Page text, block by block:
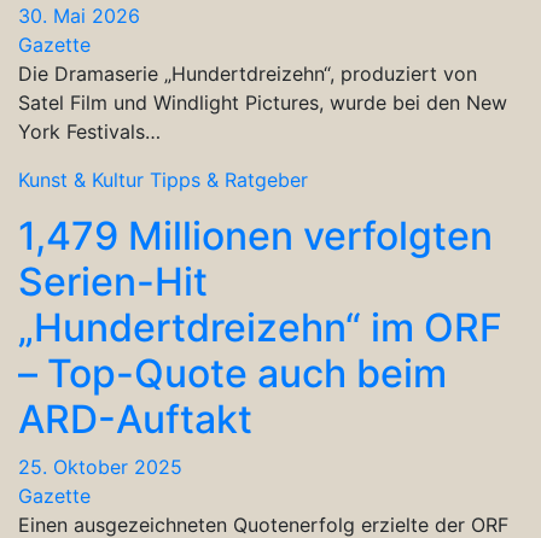
30. Mai 2026
Gazette
Die Dramaserie „Hundertdreizehn“, produziert von
Satel Film und Windlight Pictures, wurde bei den New
York Festivals…
Kunst & Kultur Tipps & Ratgeber
1,479 Millionen verfolgten
Serien-Hit
„Hundertdreizehn“ im ORF
– Top-Quote auch beim
ARD-Auftakt
25. Oktober 2025
Gazette
Einen ausgezeichneten Quotenerfolg erzielte der ORF